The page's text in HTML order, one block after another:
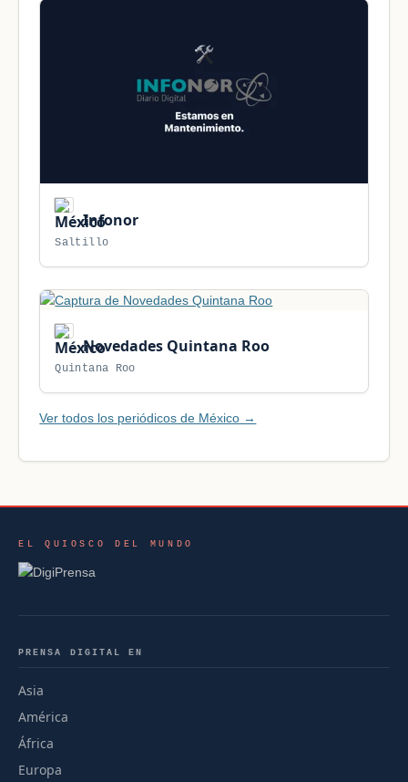
Infonor
Saltillo
Novedades Quintana Roo
Quintana Roo
Ver todos los periódicos de México →
EL QUIOSCO DEL MUNDO
PRENSA DIGITAL EN
Asia
América
África
Europa